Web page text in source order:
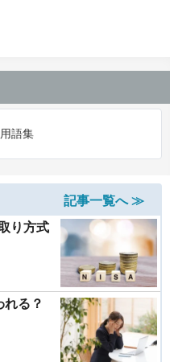
語集
記事一覧へ ≫
り方式
る？